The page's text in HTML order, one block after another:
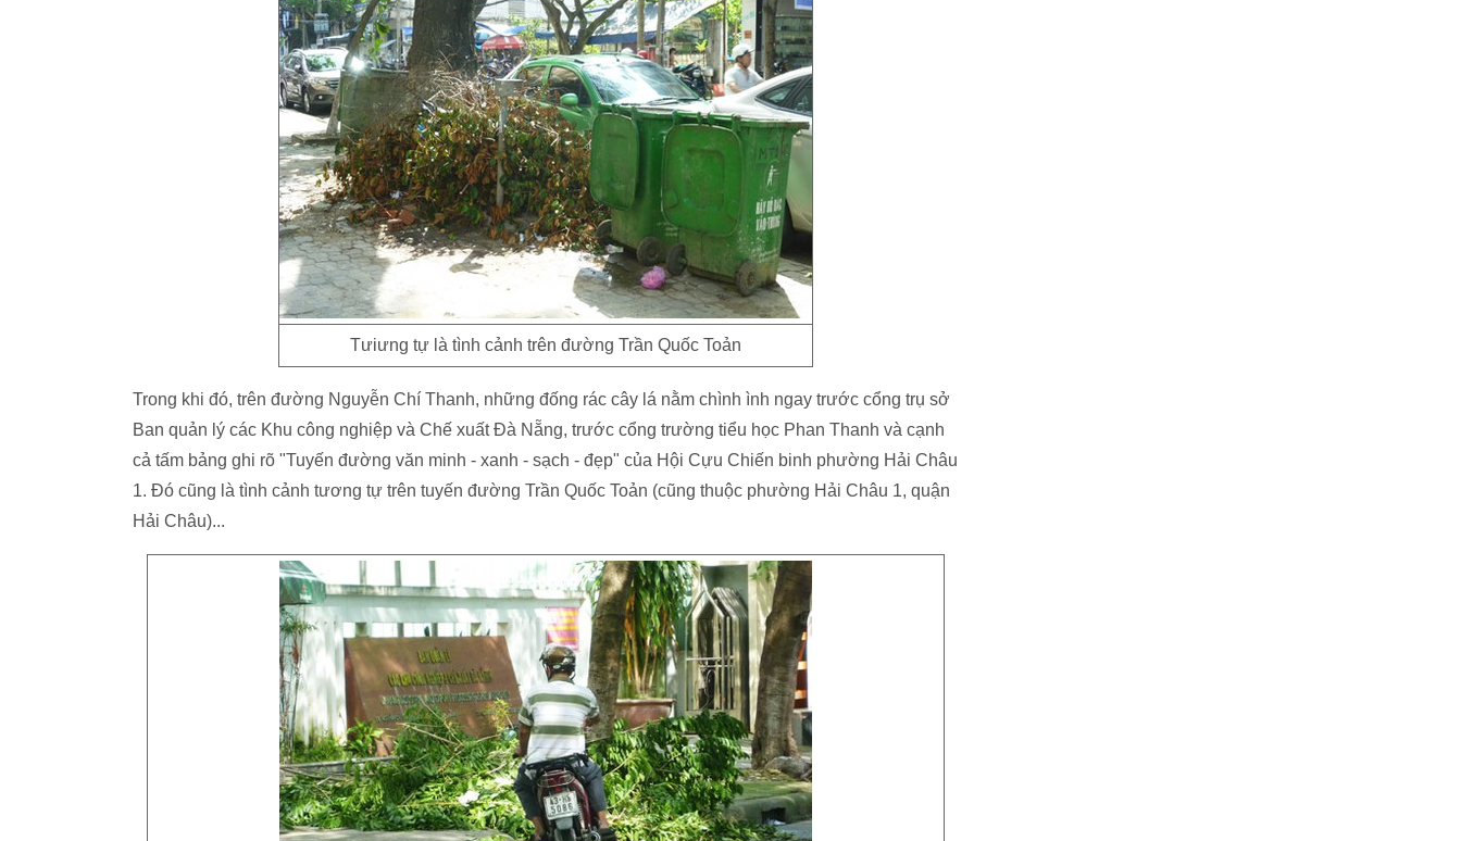
Tưiưng tự là tình cảnh trên đường Trần Quốc Toản
Trong khi đó, trên đường Nguyễn Chí Thanh, những đống rác cây lá nằm chình ình ngay trước cổng trụ sở
Ban quản lý các Khu công nghiệp và Chế xuất Đà Nẵng, trước cổng trường tiểu học Phan Thanh và cạnh
cả tấm bảng ghi rõ "Tuyến đường văn minh - xanh - sạch - đẹp" của Hội Cựu Chiến binh phường Hải Châu
1. Đó cũng là tình cảnh tương tự trên tuyến đường Trần Quốc Toản (cũng thuộc phường Hải Châu 1, quận
Hải Châu)...